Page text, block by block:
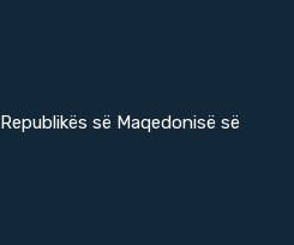
së Maqedonisë së